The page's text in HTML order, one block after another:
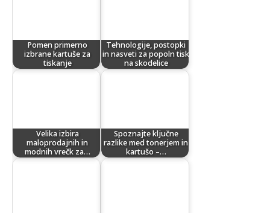
Pomen primerno
izbrane kartuše za
tiskanje
Tehnologije, postopki
in nasveti za popoln tisk
na skodelice
Velika izbira
maloprodajnih in
modnih vrečk za…
Spoznajte ključne
razlike med tonerjem in
kartušo –…